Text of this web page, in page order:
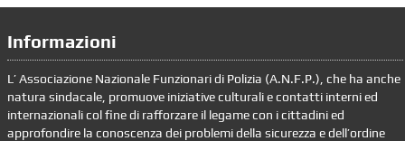
Informazioni
L’ Associazione Nazionale Funzionari di Polizia (A.N.F.P.), che ha anche
natura sindacale, promuove iniziative culturali e contatti interni ed
internazionali col fine di rafforzare il legame con i cittadini ed
approfondire la conoscenza dei problemi della sicurezza e dell’ordine